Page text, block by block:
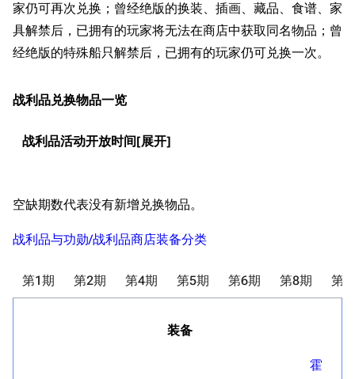
家仍可再次兑换；曾经绝版的换装、插画、藏品、食谱、家
具解禁后，已拥有的玩家将无法在商店中获取同名物品；曾
经绝版的特殊船只解禁后，已拥有的玩家仍可兑换一次。
战利品兑换物品一览
战利品活动开放时间
空缺期数代表没有新增兑换物品。
战利品与功勋/战利品商店装备分类
第1期 第2期 第4期 第5期 第6期 第8期 第
装备
霍